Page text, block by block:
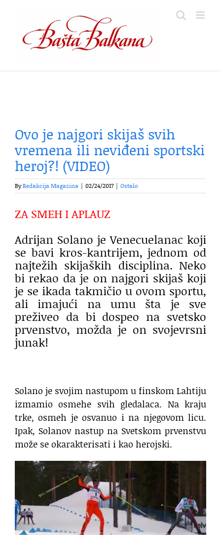
content
Ovo je najgori skijaš svih
vremena ili neviđeni sportski
heroj?! (VIDEO)
ByRedakcija Magazina 02/24/2017 Ostalo
ZA SMEH I APLAUZ
Adrijan Solano je Venecuelanac koji
se bavi kros-kantrijem, jednom od
najtežih skijaških disciplina. Neko
bi rekao da je on najgori skijaš koji
je se ikada takmičio u ovom sportu,
ali imajući na umu šta je sve
preživeo da bi dospeo na svetsko
prvenstvo, možda je on svojevrsni
junak!
Solano je svojim nastupom u finskom Lahtiju
izmamio osmehe svih gledalaca. Na kraju
trke, osmeh je osvanuo i na njegovom licu.
Ipak, Solanov nastup na Svetskom prvenstvu
može se okarakterisati i kao herojski.